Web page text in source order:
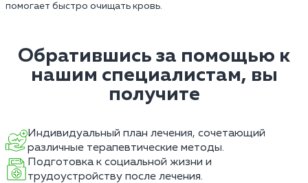
помогает быстро очищать кровь.
Обратившись за помощью к
нашим специалистам, вы
получите
Индивидуальный план лечения, сочетающий
различные терапевтические методы.
Подготовка к социальной жизни и
трудоустройству после лечения.